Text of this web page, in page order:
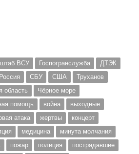
ВСУ Госпогранслужба
ДТЭК
Россия СБУ США
Труханов
область
Чёрное море
помощь война
выходные
атака жертвы
концерт
медицина
минута молчания
пожар полиция
пострадавшие